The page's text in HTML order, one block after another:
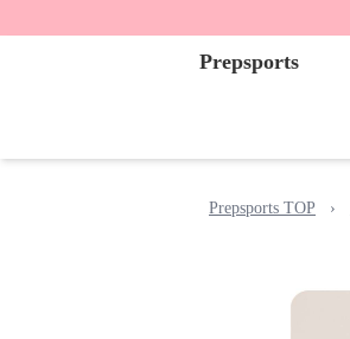
Prepsports
Prepsports TOP ›